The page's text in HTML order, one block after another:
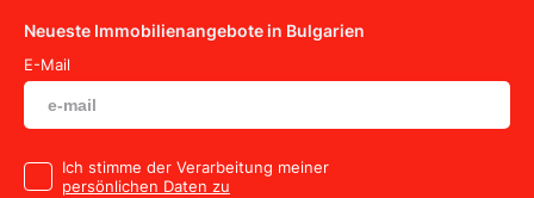
Neueste Immobilienangebote in Bulgarien
E-Mail
Ich stimme der Verarbeitung meiner
persönlichen Daten zu